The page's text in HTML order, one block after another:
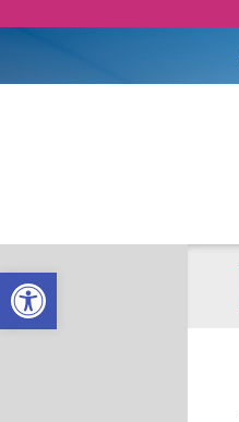
Ouvrir la barre d’outils